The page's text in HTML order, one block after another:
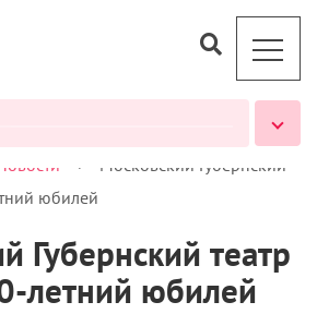
>
Московский Губернский
юбилей
Губернский театр
летний юбилей